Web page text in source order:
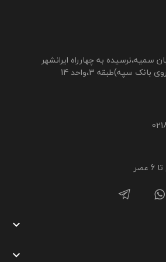
سمیه،نرسیده به چهارراه ایرانشهر

